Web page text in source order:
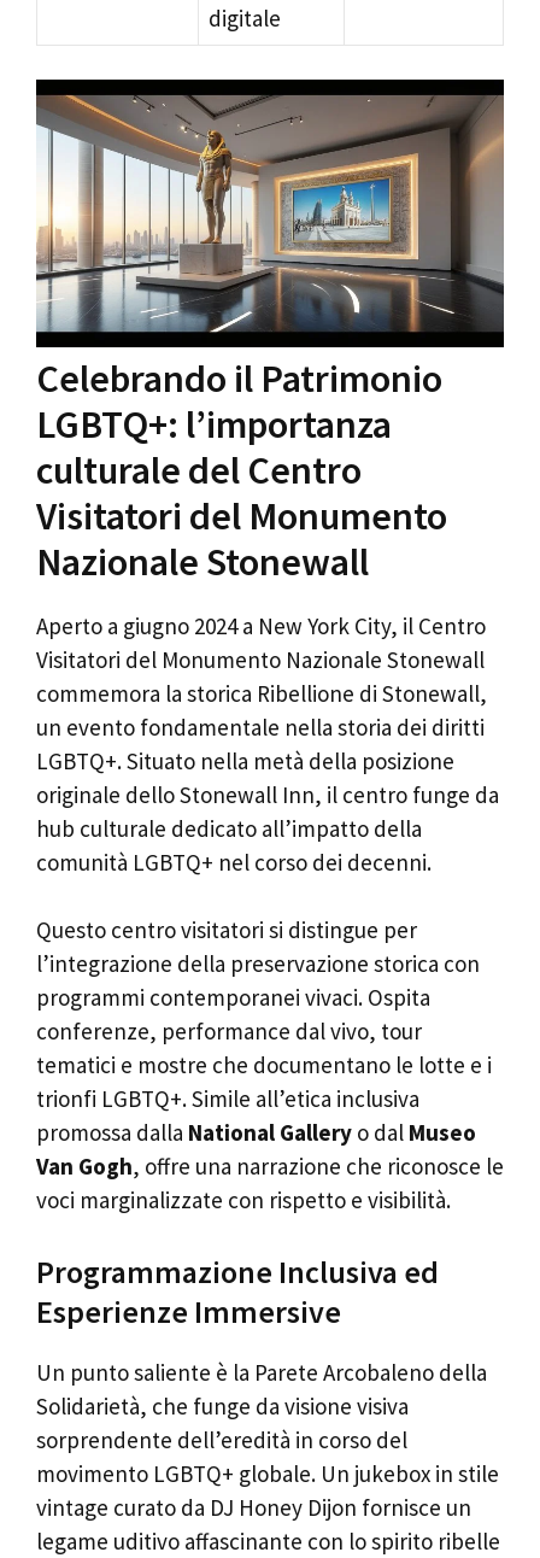
digitale
Celebrando il Patrimonio
LGBTQ+: l’importanza
culturale del Centro
Visitatori del Monumento
Nazionale Stonewall
Aperto a giugno 2024 a New York City, il Centro
Visitatori del Monumento Nazionale Stonewall
commemora la storica Ribellione di Stonewall,
un evento fondamentale nella storia dei diritti
LGBTQ+. Situato nella metà della posizione
originale dello Stonewall Inn, il centro funge da
hub culturale dedicato all’impatto della
comunità LGBTQ+ nel corso dei decenni.
Questo centro visitatori si distingue per
l’integrazione della preservazione storica con
programmi contemporanei vivaci. Ospita
conferenze, performance dal vivo, tour
tematici e mostre che documentano le lotte e i
trionfi LGBTQ+. Simile all’etica inclusiva
promossa dalla National Gallery o dal Museo
Van Gogh, offre una narrazione che riconosce le
voci marginalizzate con rispetto e visibilità.
Programmazione Inclusiva ed
Esperienze Immersive
Un punto saliente è la Parete Arcobaleno della
Solidarietà, che funge da visione visiva
sorprendente dell’eredità in corso del
movimento LGBTQ+ globale. Un jukebox in stile
vintage curato da DJ Honey Dijon fornisce un
legame uditivo affascinante con lo spirito ribelle